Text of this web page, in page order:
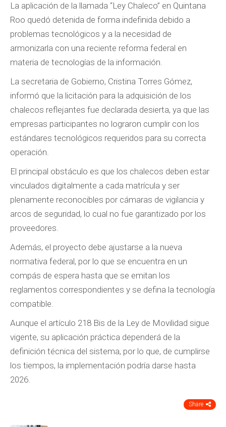
La aplicación de la llamada “Ley Chaleco” en Quintana
Roo quedó detenida de forma indefinida debido a
problemas tecnológicos y a la necesidad de
armonizarla con una reciente reforma federal en
materia de tecnologías de la información.
La secretaria de Gobierno, Cristina Torres Gómez,
informó que la licitación para la adquisición de los
chalecos reflejantes fue declarada desierta, ya que las
empresas participantes no lograron cumplir con los
estándares tecnológicos requeridos para su correcta
operación.
El principal obstáculo es que los chalecos deben estar
vinculados digitalmente a cada matrícula y ser
plenamente reconocibles por cámaras de vigilancia y
arcos de seguridad, lo cual no fue garantizado por los
proveedores.
Además, el proyecto debe ajustarse a la nueva
normativa federal, por lo que se encuentra en un
compás de espera hasta que se emitan los
reglamentos correspondientes y se defina la tecnología
compatible.
Aunque el artículo 218 Bis de la Ley de Movilidad sigue
vigente, su aplicación práctica dependerá de la
definición técnica del sistema, por lo que, de cumplirse
los tiempos, la implementación podría darse hasta
2026.
Share